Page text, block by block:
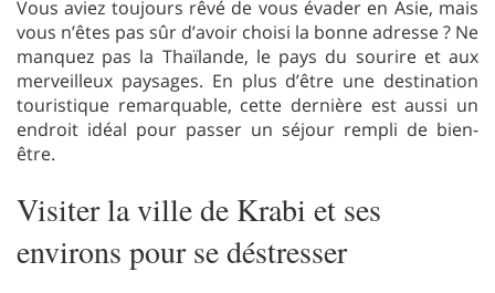
Vous aviez toujours rêvé de vous évader en Asie, mais
vous n’êtes pas sûr d’avoir choisi la bonne adresse ? Ne
manquez pas la Thaïlande, le pays du sourire et aux
merveilleux paysages. En plus d’être une destination
touristique remarquable, cette dernière est aussi un
endroit idéal pour passer un séjour rempli de bien-
être.
Visiter la ville de Krabi et ses
environs pour se déstresser